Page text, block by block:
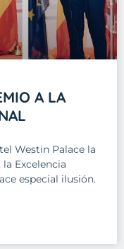
A LA
Westin Palace la
Excelencia
especial ilusión.